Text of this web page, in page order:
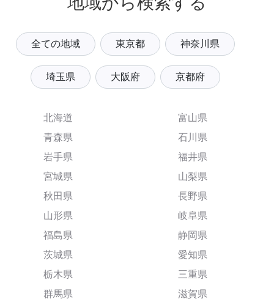
全ての地域 東京都 神奈川県
埼玉県 大阪府 京都府
北海道
青森県
岩手県
宮城県
秋田県
山形県
福島県
茨城県
栃木県
群馬県
富山県
石川県
福井県
山梨県
長野県
岐阜県
静岡県
愛知県
三重県
滋賀県